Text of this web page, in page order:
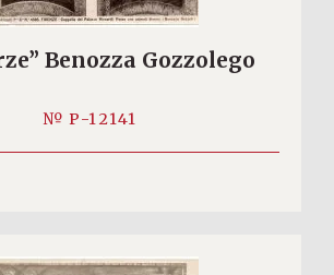
Benozza Gozzolego
№ P-12141